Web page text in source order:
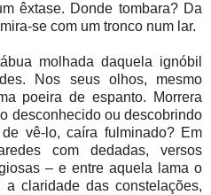
êxtase. Donde tombara? Da
se com um tronco num lar.
molhada daquela ignóbil
Nos seus olhos, mesmo
poeira de espanto. Morrera
desconhecido ou descobrindo
vê-lo, caíra fulminado? Em
com dedadas, versos
– e entre aquela lama o
claridade das constelações,